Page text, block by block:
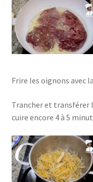
Frire les oignons avec
Trancher et transférer
cuire encore 4 à 5